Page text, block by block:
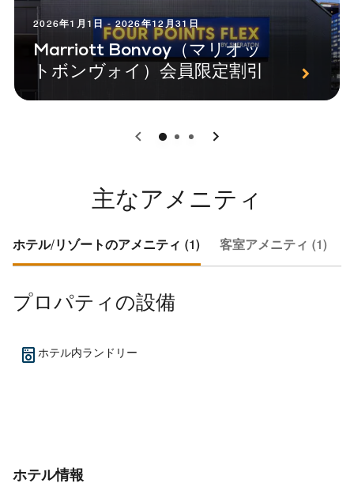
2026年1月1日 - 2026年12月31日
Marriott Bonvoy（マリオッ
トボンヴォイ）会員限定割引
0 1 2
主なアメニティ
ホテル/リゾートのアメニティ (1) 客室アメニティ (1)
プロパティの設備
ホテル内ランドリー
ホテル情報